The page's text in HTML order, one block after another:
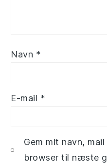
Navn *
E-mail *
Gem mit navn,
browser til næste